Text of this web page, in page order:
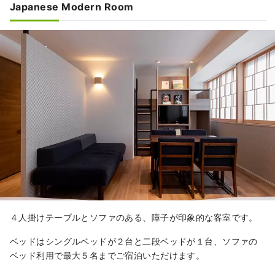
Japanese Modern Room
４人掛けテーブルとソファのある、障子が印象的な客室です。
ベッドはシングルベッドが２台と二段ベッドが１台、ソファの
ベッド利用で最大５名までご宿泊いただけます。